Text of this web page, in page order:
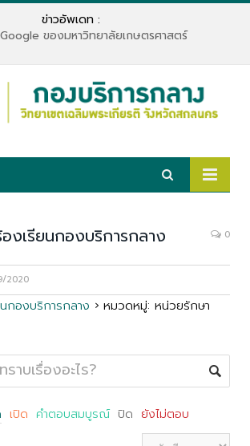
ข่าวอัพเดท :
ของมหาวิทยาลัยเกษตรศาสตร์
งเรียนกองบริการกลาง 0
2020
กองบริการกลาง › หมวดหมู่: หน่วยรักษา
เปิด คำตอบสมบูรณ์ ปิด ยังไม่ตอบ